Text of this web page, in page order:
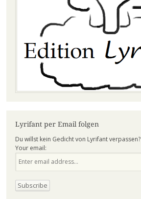
Lyrifant per Email folgen
Du willst kein Gedicht von Lyrifant verpassen?
Your email: